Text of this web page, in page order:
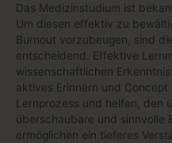
Das Medizinstudium ist
Um diesen effektiv zu
Burnout vorzubeugen, sind
entscheidend. Effektive
wissenschaftlichen
aktives Erinnern und
Lernprozess und helfen, den
überschaubare und sinnvolle
ermöglichen ein tieferes